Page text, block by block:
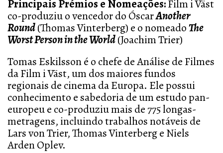
Principais Prémios e Nomeações:Film i Väst
co-produziu o vencedor do ÓscarAnother
Round(Thomas Vinterberg) e o nomeadoThe
Worst Person in the World(Joachim Trier)
Tomas Eskilsson é o chefe de Análise de Filmes
da Film i Väst, um dos maiores fundos
regionais de cinema da Europa. Ele possui
conhecimento e sabedoria de um estudo pan-
europeu e co-produziu mais de 775 longas-
metragens, incluindo trabalhos notáveis de
Lars von Trier, Thomas Vinterberg e Niels
Arden Oplev.